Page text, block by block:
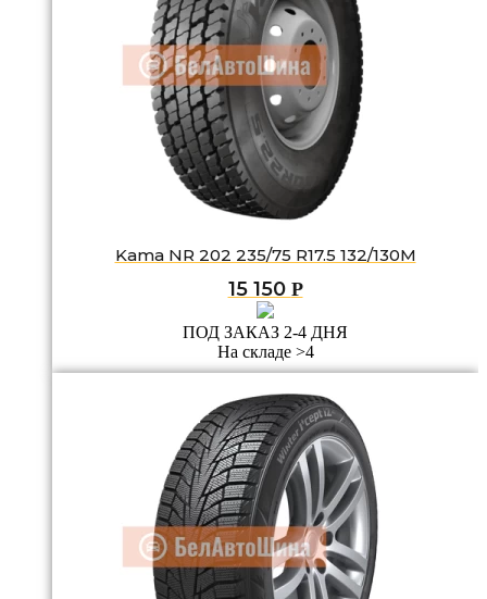
Kama NR 202 235/75 R17.5 132/130M
15 150 Р
ПОД ЗАКАЗ 2-4 ДНЯ
На складе >4